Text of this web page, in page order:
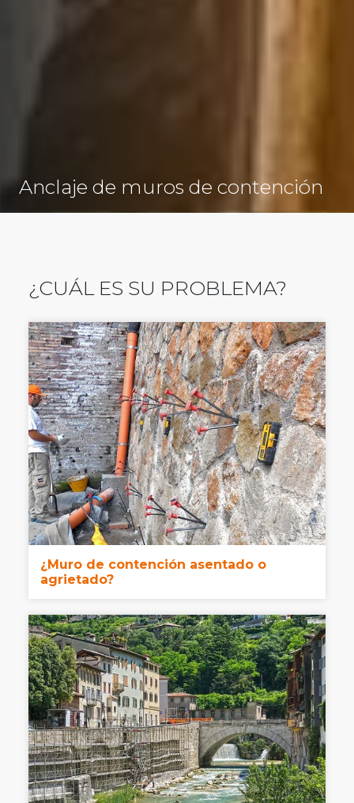
Anclaje de muros de contención
¿CUÁL ES SU PROBLEMA?
¿Muro de contención asentado o
agrietado?